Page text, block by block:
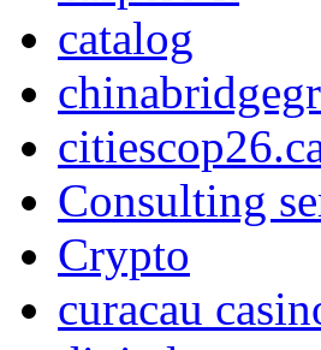
catalog
Consulting
Crypto
curacau